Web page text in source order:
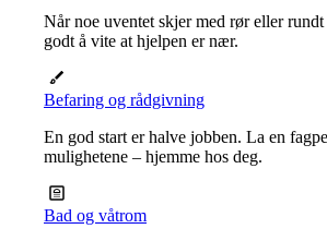
Når noe uventet skjer med rør eller
godt å vite at hjelpen er nær.
Befaring og rådgivning
En god start er halve jobben. La en
mulighetene – hjemme hos deg.
Bad og våtrom